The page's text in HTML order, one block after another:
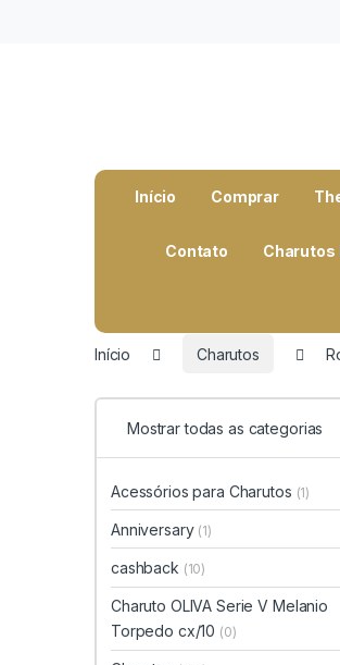
Início Comprar
Contato Charutos
Início Charutos
Mostrar todas as categorias
Acessórios para Charutos (1)
Anniversary (1)
cashback (10)
Charuto OLIVA Serie V Melanio
Torpedo cx/10 (0)